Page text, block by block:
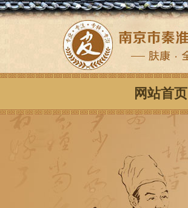
网站首页